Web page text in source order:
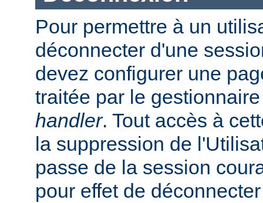
Pour permettre à un
déconnecter d'une
devez configurer une
traitée par le
handler. Tout accès à
la suppression de
passe de la session
pour effet de